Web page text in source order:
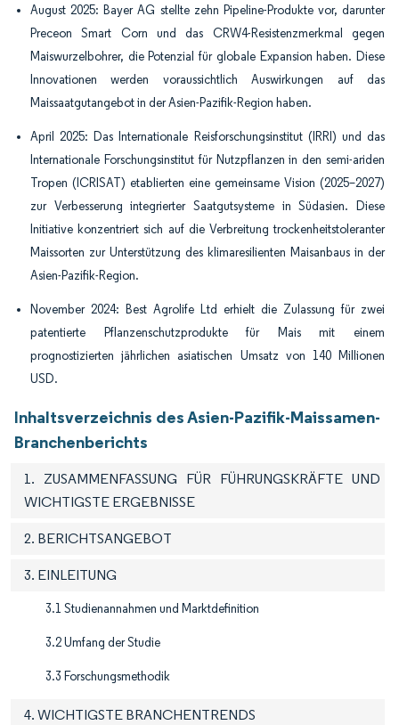
August 2025: Bayer AG stellte zehn Pipeline-Produkte vor, darunter
Preceon Smart Corn und das CRW4-Resistenzmerkmal gegen
Maiswurzelbohrer, die Potenzial für globale Expansion haben. Diese
Innovationen werden voraussichtlich Auswirkungen auf das
Maissaatgutangebot in der Asien-Pazifik-Region haben.
April 2025: Das Internationale Reisforschungsinstitut (IRRI) und das
Internationale Forschungsinstitut für Nutzpflanzen in den semi-ariden
Tropen (ICRISAT) etablierten eine gemeinsame Vision (2025–2027)
zur Verbesserung integrierter Saatgutsysteme in Südasien. Diese
Initiative konzentriert sich auf die Verbreitung trockenheitstoleranter
Maissorten zur Unterstützung des klimaresilienten Maisanbaus in der
Asien-Pazifik-Region.
November 2024: Best Agrolife Ltd erhielt die Zulassung für zwei
patentierte Pflanzenschutzprodukte für Mais mit einem
prognostizierten jährlichen asiatischen Umsatz von 140 Millionen
USD.
Inhaltsverzeichnis des Asien-Pazifik-Maissamen-
Branchenberichts
1. ZUSAMMENFASSUNG FÜR FÜHRUNGSKRÄFTE UND
WICHTIGSTE ERGEBNISSE
2. BERICHTSANGEBOT
3. EINLEITUNG
3.1 Studienannahmen und Marktdefinition
3.2 Umfang der Studie
3.3 Forschungsmethodik
4. WICHTIGSTE BRANCHENTRENDS